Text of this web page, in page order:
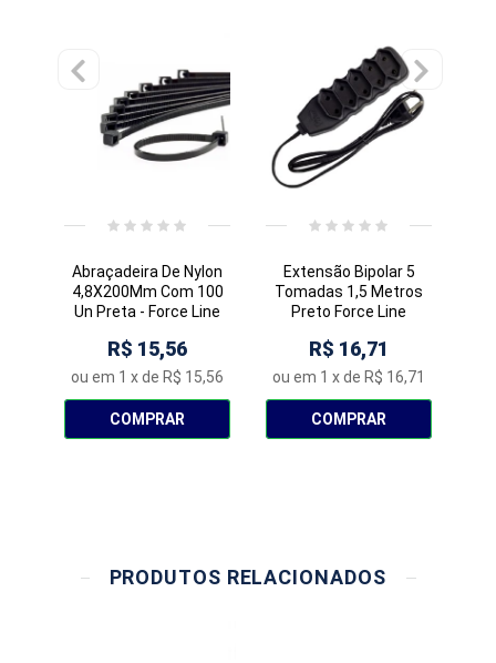
Abraçadeira De Nylon
4,8X200Mm Com 100
Un Preta - Force Line
R$ 15,56
ou em 1 x de R$ 15,56
COMPRAR
Extensão Bipolar 5
Tomadas 1,5 Metros
Preto Force Line
R$ 16,71
ou em 1 x de R$ 16,71
COMPRAR
PRODUTOS RELACIONADOS